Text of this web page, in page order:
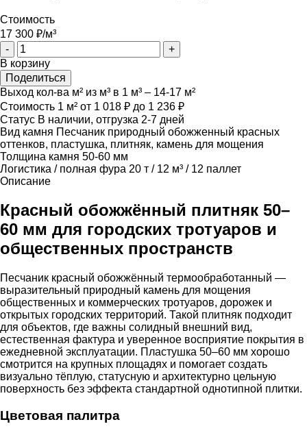
Стоимость
17 300 ₽/м³
-
+
В корзину
Поделиться
Выход кол-ва м² из м³ в 1 м³ – 14-17 м²
Стоимость 1 м² от 1 018 ₽ до 1 236 ₽
Статус В наличии, отгрузка 2-7 дней
Вид камня Песчаник природный обожженный красных
оттенков, пластушка, плитняк, камень для мощения
Толщина камня 50-60 мм
Логистика / полная фура 20 т / 12 м³ / 12 паллет
Описание
Красный обожжённый плитняк 50–
60 мм для городских тротуаров и
общественных пространств
Песчаник красный обожжённый термообработанный —
выразительный природный камень для мощения
общественных и коммерческих тротуаров, дорожек и
открытых городских территорий. Такой плитняк подходит
для объектов, где важны солидный внешний вид,
естественная фактура и уверенное восприятие покрытия в
ежедневной эксплуатации. Пластушка 50–60 мм хорошо
смотрится на крупных площадях и помогает создать
визуально тёплую, статусную и архитектурно цельную
поверхность без эффекта стандартной однотипной плитки.
Цветовая палитра